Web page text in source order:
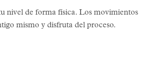
nivel de forma física. Los movimientos
mismo y disfruta del proceso.